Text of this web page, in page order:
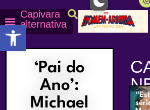
Capivara
alternativa
‘Pai do
Ano’:
Michael
Abrir a barra de